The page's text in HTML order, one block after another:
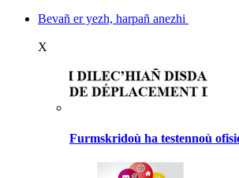
Bevañ er yezh, harpañ anezhi
X
Furmskridoù ha testennoù